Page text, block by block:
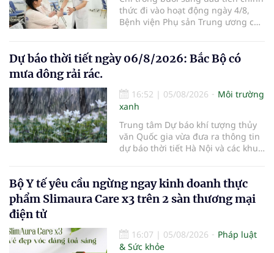
thức đi vào hoạt động ngày 4/8,
Bệnh viện Phụ sản Trung ương cơ
em bé đầu tiên chào đời.
Dự báo thời tiết ngày 06/8/2026: Bắc Bộ có
mưa dông rải rác.
16:52 | 05/08/2026
Môi trường
xanh
Trung tâm Dự báo khí tượng thủy
văn Quốc gia vừa đưa ra thông tin
dự báo thời tiết Hà Nội và các khu
Bộ Y tế yêu cầu ngừng ngay kinh doanh thực
phẩm Slimaura Care x3 trên 2 sàn thương mại
điện tử
16:07 | 05/08/2026
Pháp luật
& Sức khỏe